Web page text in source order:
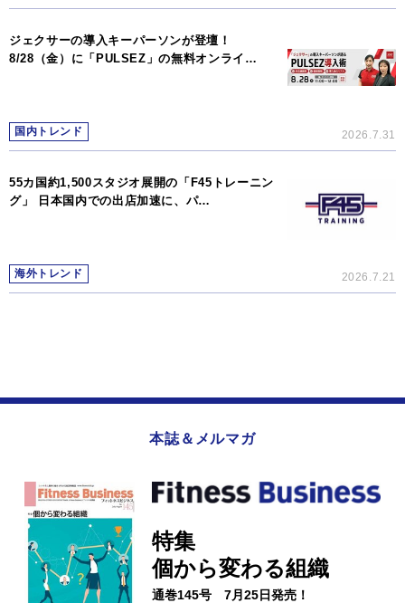
ジェクサーの導入キーパーソンが登壇！
8/28（金）に「PULSEZ」の無料オンライ…
国内トレンド 2026.7.31
55カ国約1,500スタジオ展開の「F45トレーニン
グ」 日本国内での出店加速に、パ…
海外トレンド 2026.7.21
本誌＆メルマガ
特集
個から変わる組織
通巻145号 7月25日発売！